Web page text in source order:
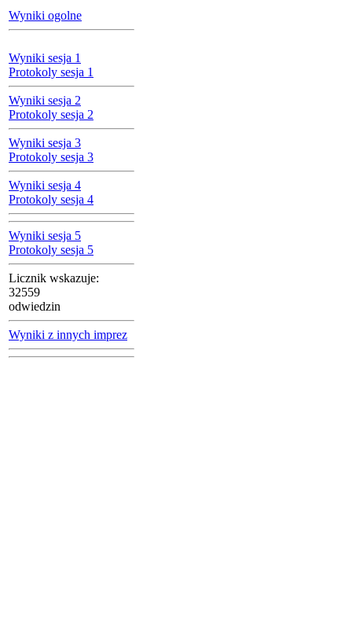
Wyniki ogolne
Wyniki sesja 1
Protokoly sesja 1
Wyniki sesja 2
Protokoly sesja 2
Wyniki sesja 3
Protokoly sesja 3
Wyniki sesja 4
Protokoly sesja 4
Wyniki sesja 5
Protokoly sesja 5
Licznik wskazuje:
32559
odwiedzin
Wyniki z innych imprez